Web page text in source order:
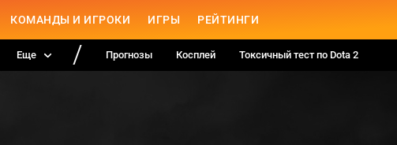
КОМАНДЫ И ИГРОКИ ИГРЫ РЕЙТИНГИ
Еще Прогнозы Косплей Токсичный тест по Dota 2